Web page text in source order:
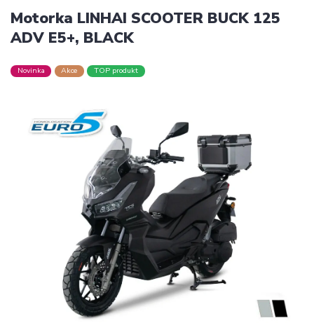
Motorka LINHAI SCOOTER BUCK 125
ADV E5+, BLACK
Novinka Akce TOP produkt